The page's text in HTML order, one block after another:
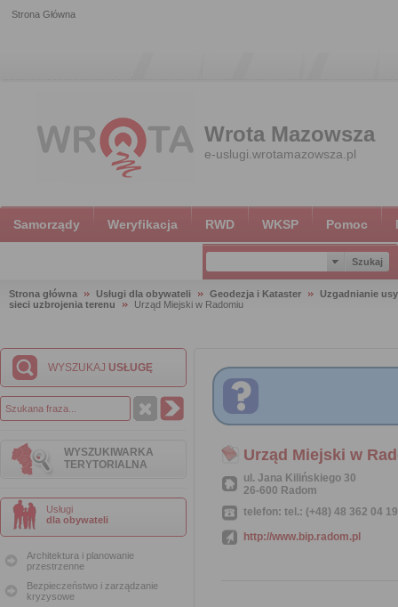
Strona Główna
Wrota Mazowsza
e-uslugi.wrotamazowsza.pl
Samorządy Weryfikacja RWD WKSP Pomoc
Strona główna Usługi dla obywateli Geodezja i Kataster
Uzgadnianie
sieci uzbrojenia terenu
Urząd Miejski w Radomiu
WYSZUKAJ USŁUGĘ
WYSZUKIWARKA
TERYTORIALNA
Usługi
dla obywateli
Architektura i planowanie
przestrzenne
Bezpieczeństwo i zarządzanie
kryzysowe
Urząd Miejski w
ul. Jana Kilińskiego 30
26-600 Radom
telefon: tel.: (+48) 48 362 04
http://www.bip.radom.pl